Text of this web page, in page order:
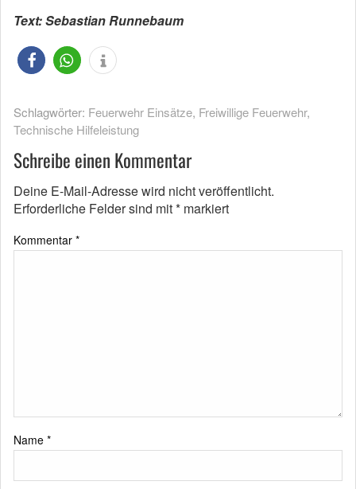
Text: Sebastian Runnebaum
Schlagwörter: Feuerwehr Einsätze, Freiwillige Feuerwehr,
Technische Hilfeleistung
Schreibe einen Kommentar
Deine E-Mail-Adresse wird nicht veröffentlicht.
Erforderliche Felder sind mit* markiert
Kommentar *
Name *